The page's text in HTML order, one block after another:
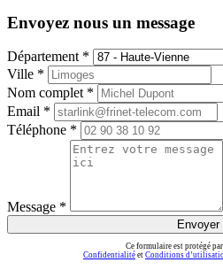
Envoyez nous un message
Département *
Ville *
Nom complet *
Email *
Téléphone *
Message *
Envoyer
Ce formulaire est protégé
Confidentialité et Conditions